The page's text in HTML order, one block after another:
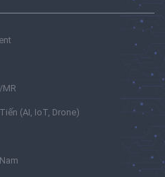
MR
(AI, IoT, Drone)